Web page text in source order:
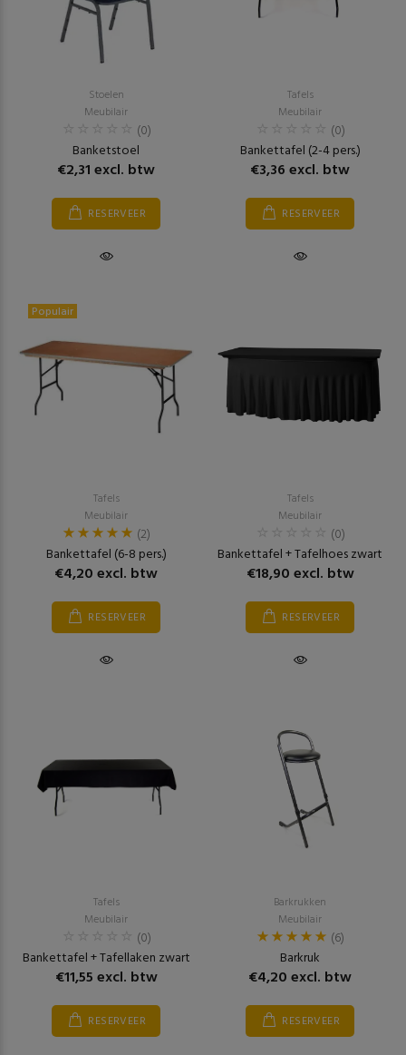
Stoelen
Meubilair
(0)
Banketstoel
€2,31 excl. btw
RESERVEER
Tafels
Meubilair
(0)
Bankettafel (2-4 pers.)
€3,36 excl. btw
RESERVEER
Populair
Tafels
Meubilair
(2)
Bankettafel (6-8 pers.)
€4,20 excl. btw
RESERVEER
Tafels
Meubilair
(0)
Bankettafel + Tafelhoes zwart
€18,90 excl. btw
RESERVEER
Tafels
Meubilair
(0)
Bankettafel + Tafellaken zwart
€11,55 excl. btw
RESERVEER
Barkrukken
Meubilair
(6)
Barkruk
€4,20 excl. btw
RESERVEER